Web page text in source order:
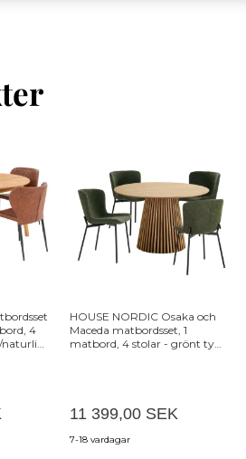
4
HOUSE NORDIC Osaka och
Maceda matbordsset, 1
matbord, 4 stolar - grönt tyg
11 399,00 SEK
7-18 vardagar